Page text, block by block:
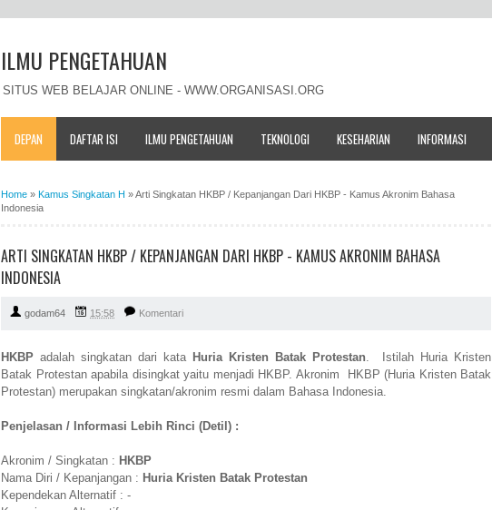
ILMU PENGETAHUAN
SITUS WEB BELAJAR ONLINE - WWW.ORGANISASI.ORG
DEPAN DAFTAR ISI ILMU PENGETAHUAN TEKNOLOGI KESEHARIAN INFORMASI
Home » Kamus Singkatan H »Arti Singkatan HKBP / Kepanjangan Dari HKBP - Kamus Akronim Bahasa
Indonesia
ARTI SINGKATAN HKBP / KEPANJANGAN DARI HKBP - KAMUS AKRONIM BAHASA
INDONESIA
godam64 15:58 Komentari
HKBP adalah singkatan dari kata Huria Kristen Batak Protestan. Istilah Huria Kristen
Batak Protestan apabila disingkat yaitu menjadi HKBP. Akronim HKBP (Huria Kristen Batak
Protestan) merupakan singkatan/akronim resmi dalam Bahasa Indonesia.
Penjelasan / Informasi Lebih Rinci (Detil) :
Akronim / Singkatan : HKBP
Nama Diri / Kepanjangan : Huria Kristen Batak Protestan
Kependekan Alternatif : -